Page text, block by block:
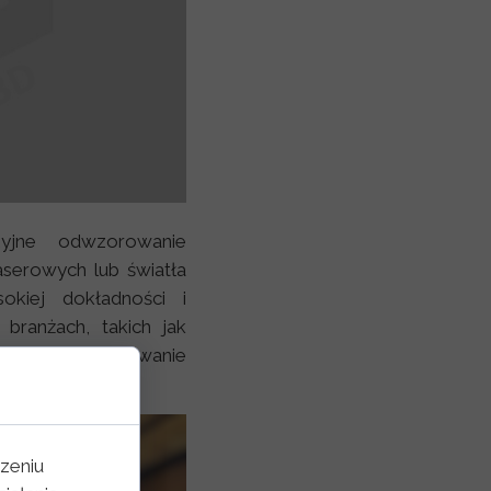
odwzorowanie
lub światła
dokładności i
takich jak
skanowanie